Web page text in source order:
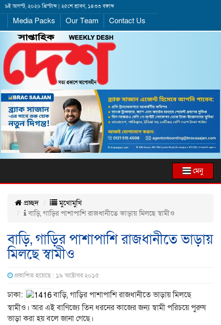
৯ই আগস্ট, ২০২৬ খ্রিস্টাব্দ | ২৫শে শ্রাবণ, ১৪৩৩ বঙ্গাব্দ
Media Packs Our Team Contact Us
মেনু
প্রচ্ছদ
মুখোমুখি
বাড়ি, গাড়ির পাশাপাশি রাজধানীতে ভাড়ায় মিলছে স্বামীও
বাড়ি, গাড়ির পাশাপাশি রাজধানীতে ভাড়ায়
মিলছে স্বামীও
প্রকাশিত হয়েছে : ১৯ অক্টোবর ২০১৫
ঢাকা:
বাড়ি, গাড়ির পাশাপাশি রাজধানীতে ভাড়ায় মিলছে
স্বামীও। আর এই বাণিজ্যে তিন ধরনের কাজের জন্য স্বামী পরিচয়ে পুরুষ
ভাড়া করা হয় বলে জানা গেছে।